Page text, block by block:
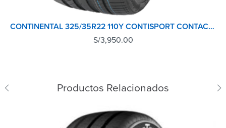
CONTINENTAL 325/35R22 110Y CONTISPORT CONTACT 5P TL (MO)
S/3,950.00
Productos Relacionados